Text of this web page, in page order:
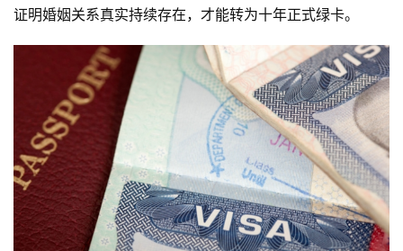
证明婚姻关系真实持续存在，才能转为十年正式绿卡。